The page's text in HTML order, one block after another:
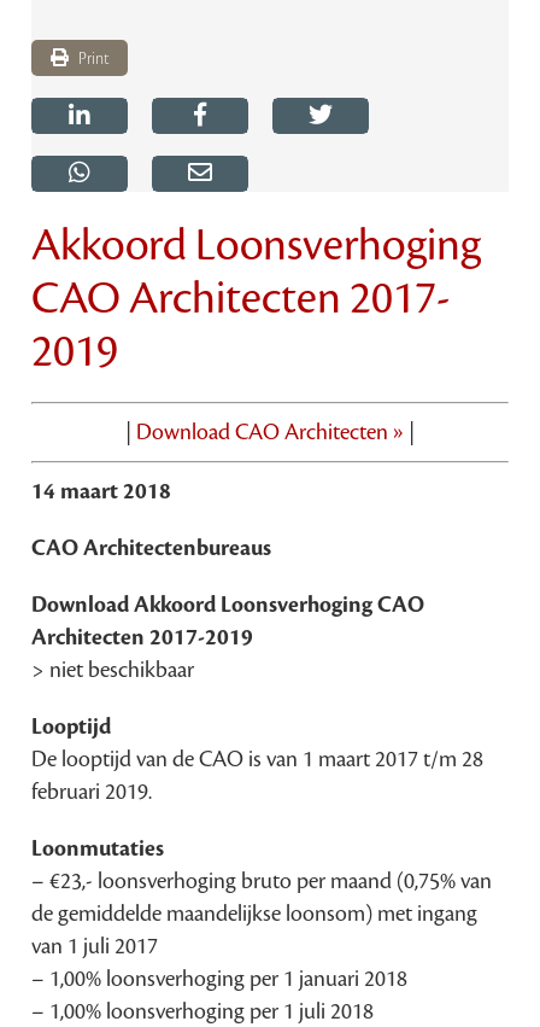
Print
Akkoord Loonsverhoging
CAO Architecten 2017-
2019
Download CAO Architecten »
14 maart 2018
CAO Architectenbureaus
Download Akkoord Loonsverhoging CAO
Architecten 2017-2019
> niet beschikbaar
Looptijd
De looptijd van de CAO is van 1 maart 2017 t/m 28
februari 2019.
Loonmutaties
– €23,- loonsverhoging bruto per maand (0,75% van
de gemiddelde maandelijkse loonsom) met ingang
van 1 juli 2017
– 1,00% loonsverhoging per 1 januari 2018
– 1,00% loonsverhoging per 1 juli 2018